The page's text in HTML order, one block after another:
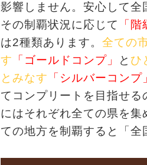
影響しません。安心して
その制覇状況に応じて
「
は2種類あります。 全ての
す 「ゴールドコンプ」 と ひ
とみなす 「シルバーコンプ
てコンプリートを目指せ
にはそれぞれ全ての県を
ての地方を制覇すると「全